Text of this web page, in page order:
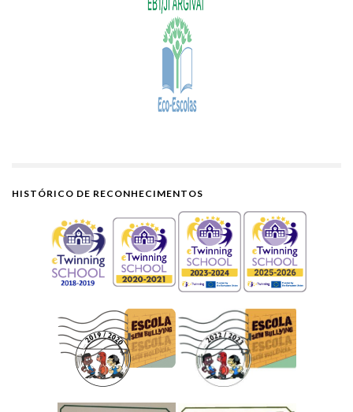
HISTÓRICO DE RECONHECIMENTOS